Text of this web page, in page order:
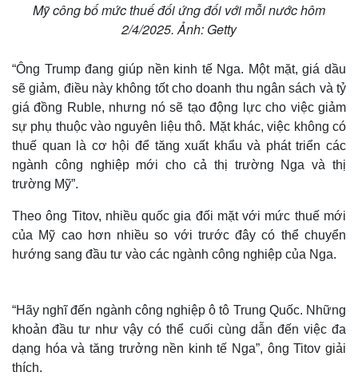
Mỹ công bố mức thuế đối ứng đối với mỗi nước hôm
2/4/2025. Ảnh: Getty
“Ông Trump đang giúp nền kinh tế Nga. Một mặt, giá dầu
sẽ giảm, điều này không tốt cho doanh thu ngân sách và tỷ
giá đồng Ruble, nhưng nó sẽ tạo động lực cho việc giảm
sự phụ thuộc vào nguyên liệu thô. Mặt khác, việc không có
thuế quan là cơ hội để tăng xuất khẩu và phát triển các
ngành công nghiệp mới cho cả thị trường Nga và thị
trường Mỹ”.
Theo ông Titov, nhiều quốc gia đối mặt với mức thuế mới
của Mỹ cao hơn nhiều so với trước đây có thể chuyển
hướng sang đầu tư vào các ngành công nghiệp của Nga.
“Hãy nghĩ đến ngành công nghiệp ô tô Trung Quốc. Những
khoản đầu tư như vậy có thể cuối cùng dẫn đến việc đa
dạng hóa và tăng trưởng nền kinh tế Nga”, ông Titov giải
thích.